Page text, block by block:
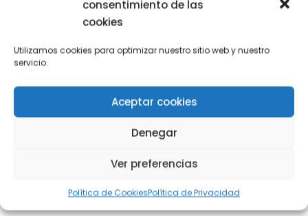
consentimiento de las
cookies
Utilizamos cookies para optimizar nuestro sitio web y nuestro
servicio.
Aceptar cookies
Denegar
Ver preferencias
Política de CookiesPolítica de Privacidad
Mod, Classic 96+:
Rendimiento máximo: 1.400 kg/h
Tamaño de la cámara: 96 x 96 x 530 mm